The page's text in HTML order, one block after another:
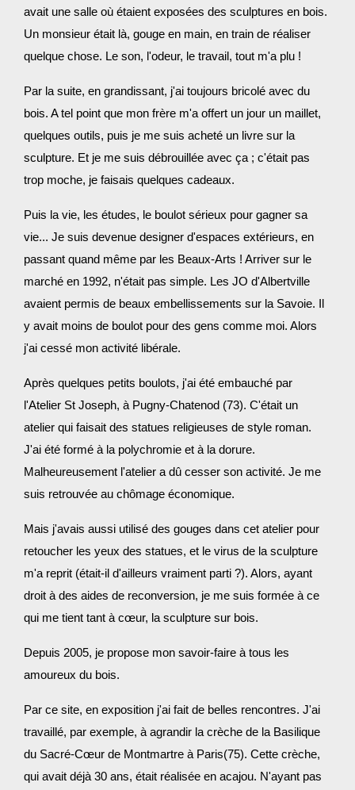
avait une salle où étaient exposées des sculptures en bois.
Un monsieur était là, gouge en main, en train de réaliser
quelque chose. Le son, l'odeur, le travail, tout m'a plu !
Par la suite, en grandissant, j'ai toujours bricolé avec du
bois. A tel point que mon frère m'a offert un jour un maillet,
quelques outils, puis je me suis acheté un livre sur la
sculpture. Et je me suis débrouillée avec ça ; c'était pas
trop moche, je faisais quelques cadeaux.
Puis la vie, les études, le boulot sérieux pour gagner sa
vie... Je suis devenue designer d'espaces extérieurs, en
passant quand même par les Beaux-Arts ! Arriver sur le
marché en 1992, n'était pas simple. Les JO d'Albertville
avaient permis de beaux embellissements sur la Savoie. Il
y avait moins de boulot pour des gens comme moi. Alors
j'ai cessé mon activité libérale.
Après quelques petits boulots, j'ai été embauché par
l'Atelier St Joseph, à Pugny-Chatenod (73). C'était un
atelier qui faisait des statues religieuses de style roman.
J'ai été formé à la polychromie et à la dorure.
Malheureusement l'atelier a dû cesser son activité. Je me
suis retrouvée au chômage économique.
Mais j'avais aussi utilisé des gouges dans cet atelier pour
retoucher les yeux des statues, et le virus de la sculpture
m'a reprit (était-il d'ailleurs vraiment parti ?). Alors, ayant
droit à des aides de reconversion, je me suis formée à ce
qui me tient tant à cœur, la sculpture sur bois.
Depuis 2005, je propose mon savoir-faire à tous les
amoureux du bois.
Par ce site, en exposition j'ai fait de belles rencontres. J'ai
travaillé, par exemple, à agrandir la crèche de la Basilique
du Sacré-Cœur de Montmartre à Paris(75). Cette crèche,
qui avait déjà 30 ans, était réalisée en acajou. N'ayant pas